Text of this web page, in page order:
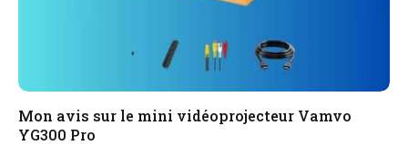
Mon avis sur le mini vidéoprojecteur Vamvo
YG300 Pro